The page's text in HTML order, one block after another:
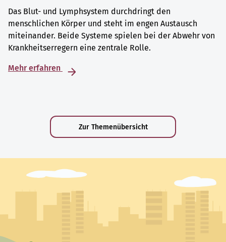
Das Blut- und Lymphsystem durchdringt den
menschlichen Körper und steht im engen Austausch
miteinander. Beide Systeme spielen bei der Abwehr von
Krankheitserregern eine zentrale Rolle.
Mehr erfahren
Zur Themenübersicht